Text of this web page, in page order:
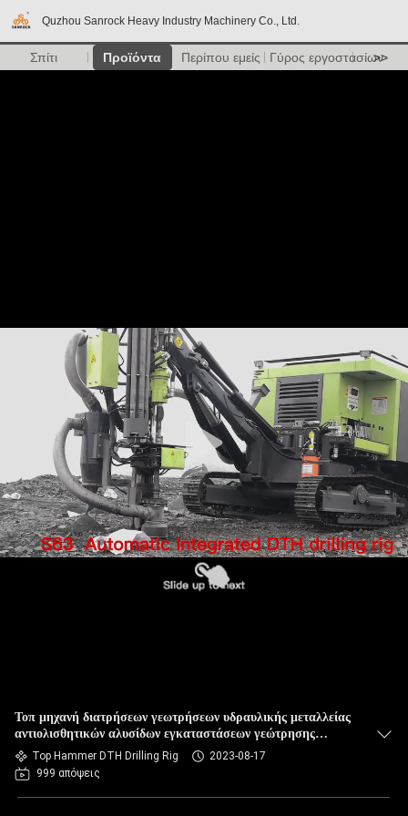
Quzhou Sanrock Heavy Industry Machinery Co., Ltd.
Σπίτι Προϊόντα Περίπου εμείς Γύρος εργοστασίων
>>
Τοπ μηχανή διατρήσεων γεωτρήσεων υδραυλικής μεταλλείας
αντιολισθητικών αλυσίδων εγκαταστάσεων γεώτρησης
τρυπανιών σφυριών DTH
Top Hammer DTH Drilling Rig
2023-08-17
999 απόψεις